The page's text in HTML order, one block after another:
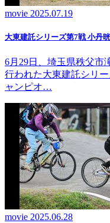
movie 2025.07.19
大東建託シリーズ第7戦 ⼩丹
6月29日、埼玉県秩父市
行われた大東建託シリ
ャンピオ…
movie 2025.06.28